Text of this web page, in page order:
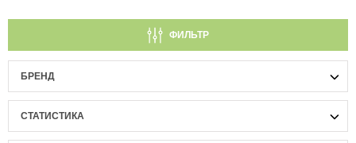
ФИЛЬТР
БРЕНД
СТАТИСТИКА